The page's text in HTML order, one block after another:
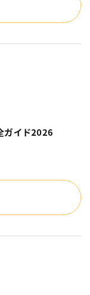
ガイド2026